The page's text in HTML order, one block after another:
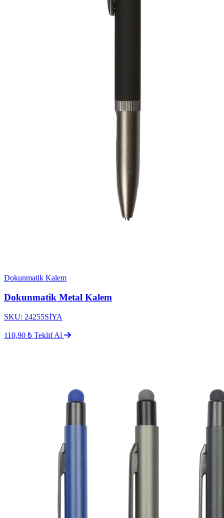
Dokunmatik Kalem
Dokunmatik Metal Kalem
SKU: 24255SİYA
110,90 ₺ Teklif Al